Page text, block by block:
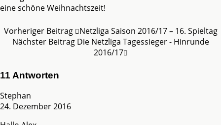
eine schöne Weihnachtszeit!
Vorheriger Beitrag
Netzliga Saison 2016/17 – 16. Spieltag
Nächster Beitrag Die Netzliga Tagessieger - Hinrunde
2016/17
11 Antworten
Stephan
24. Dezember 2016